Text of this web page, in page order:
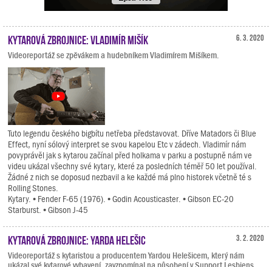
6. 3. 2020
Kytarová zbrojnice: Vladimír Mišík
Videoreportáž se zpěvákem a hudebníkem Vladimírem Mišíkem.
Tuto legendu českého bigbítu netřeba představovat. Dříve Matadors či Blue
Effect, nyní sólový interpret se svou kapelou Etc v zádech. Vladimír nám
povyprávěl jak s kytarou začínal před holkama v parku a postupně nám ve
videu ukázal všechny své kytary, které za posledních téměř 50 let používal.
Žádné z nich se doposud nezbavil a ke každé má plno historek včetně té s
Rolling Stones.
Kytary. • Fender F-65 (1976). • Godin Acousticaster. • Gibson EC-20
Starburst. • Gibson J-45
3. 2. 2020
Kytarová zbrojnice: Yarda Helešic
Videoreportáž s kytaristou a producentem Yardou Helešicem, který nám
ukázal své kytarové vybavení, zavzpomínal na působení v Support Lesbiens,